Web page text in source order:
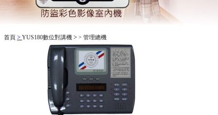
首頁 > YUS180數位對講機 > > 管理總機